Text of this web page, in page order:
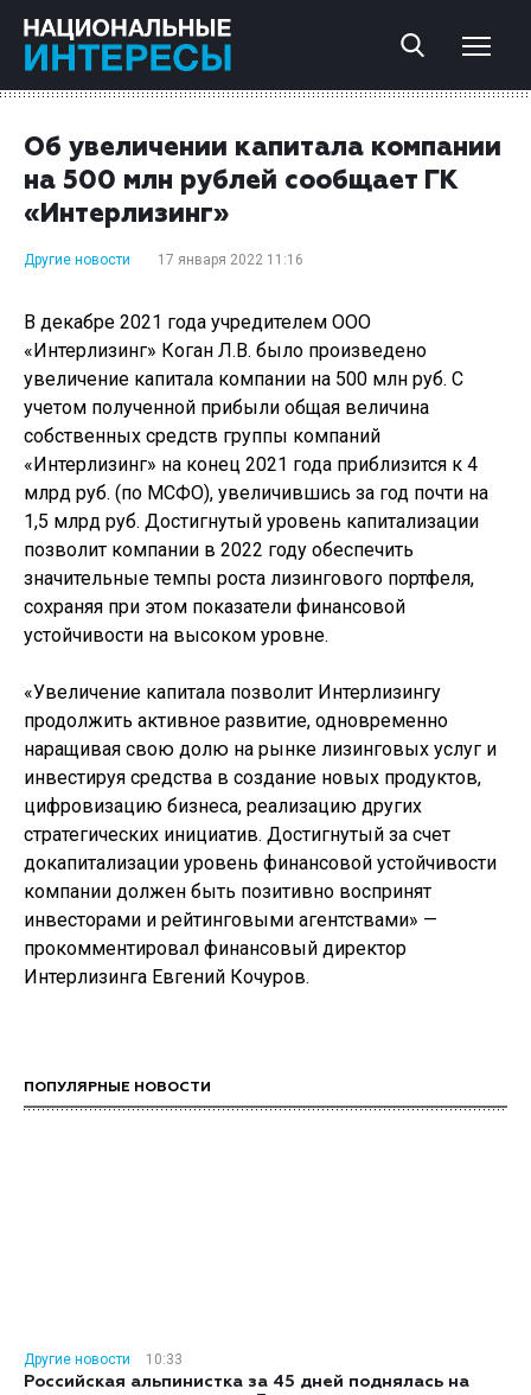
Об увеличении капитала компании
на 500 млн рублей сообщает ГК
«Интерлизинг»
Другие новости 17 января 2022 11:16
В декабре 2021 года учредителем ООО
«Интерлизинг» Коган Л.В. было произведено
увеличение капитала компании на 500 млн руб. С
учетом полученной прибыли общая величина
собственных средств группы компаний
«Интерлизинг» на конец 2021 года приблизится к 4
млрд руб. (по МСФО), увеличившись за год почти на
1,5 млрд руб. Достигнутый уровень капитализации
позволит компании в 2022 году обеспечить
значительные темпы роста лизингового портфеля,
сохраняя при этом показатели финансовой
устойчивости на высоком уровне.
«Увеличение капитала позволит Интерлизингу
продолжить активное развитие, одновременно
наращивая свою долю на рынке лизинговых услуг и
инвестируя средства в создание новых продуктов,
цифровизацию бизнеса, реализацию других
стратегических инициатив. Достигнутый за счет
докапитализации уровень финансовой устойчивости
компании должен быть позитивно воспринят
инвесторами и рейтинговыми агентствами» —
прокомментировал финансовый директор
Интерлизинга Евгений Кочуров.
ПОПУЛЯРНЫЕ НОВОСТИ
Другие новости
10:33
Российская альпинистка за 45 дней поднялась на